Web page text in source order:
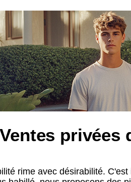
Ventes privées
rime avec désirabilité.